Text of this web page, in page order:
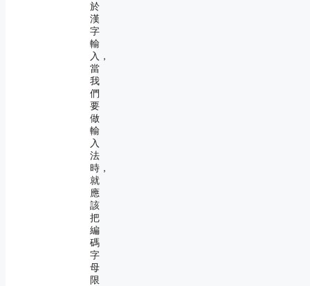
於
漢
字
輸
入，
當
我
們
要
做
輸
入
法
時，
就
應
該
把
編
碼
字
母
限